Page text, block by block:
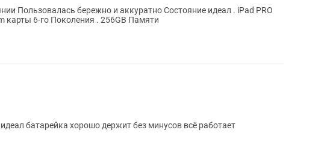
. iPad PRO
12,9 Поддержка Wifi и Sim карты 6-го Поколения . 256GB Памяти
батарейка хорошо держит без минусов всё работает